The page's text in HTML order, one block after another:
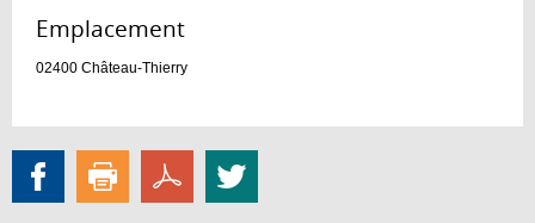
Emplacement :
02400 Château-Thierry